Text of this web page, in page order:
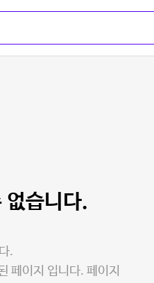
없습니다.
.
페이지 입니다. 페이지